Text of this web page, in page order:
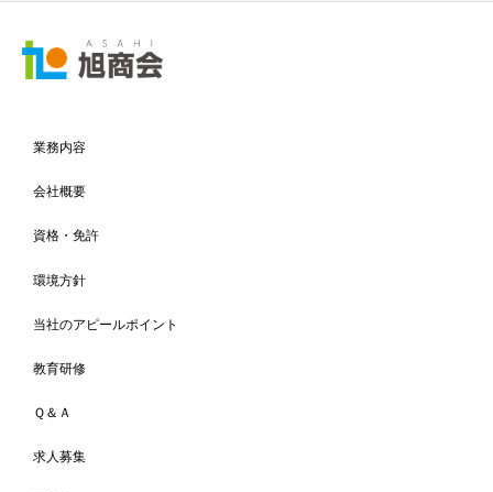
業務内容
会社概要
資格・免許
環境方針
当社のアピールポイント
教育研修
Ｑ＆Ａ
求人募集